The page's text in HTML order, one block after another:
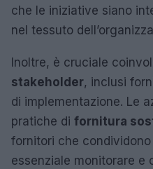
che le iniziative siano
nel tessuto
Inoltre, è cruciale
stakeholder, inclusi
di implementazione. Le
pratiche di fornitura
fornitori che
essenziale monitorare e